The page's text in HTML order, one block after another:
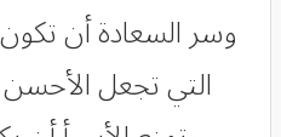
وسر السعادة أن
التي تجعل